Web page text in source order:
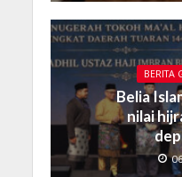
BERITA
Belia
nilai